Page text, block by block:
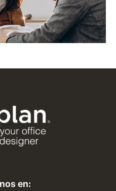
en: